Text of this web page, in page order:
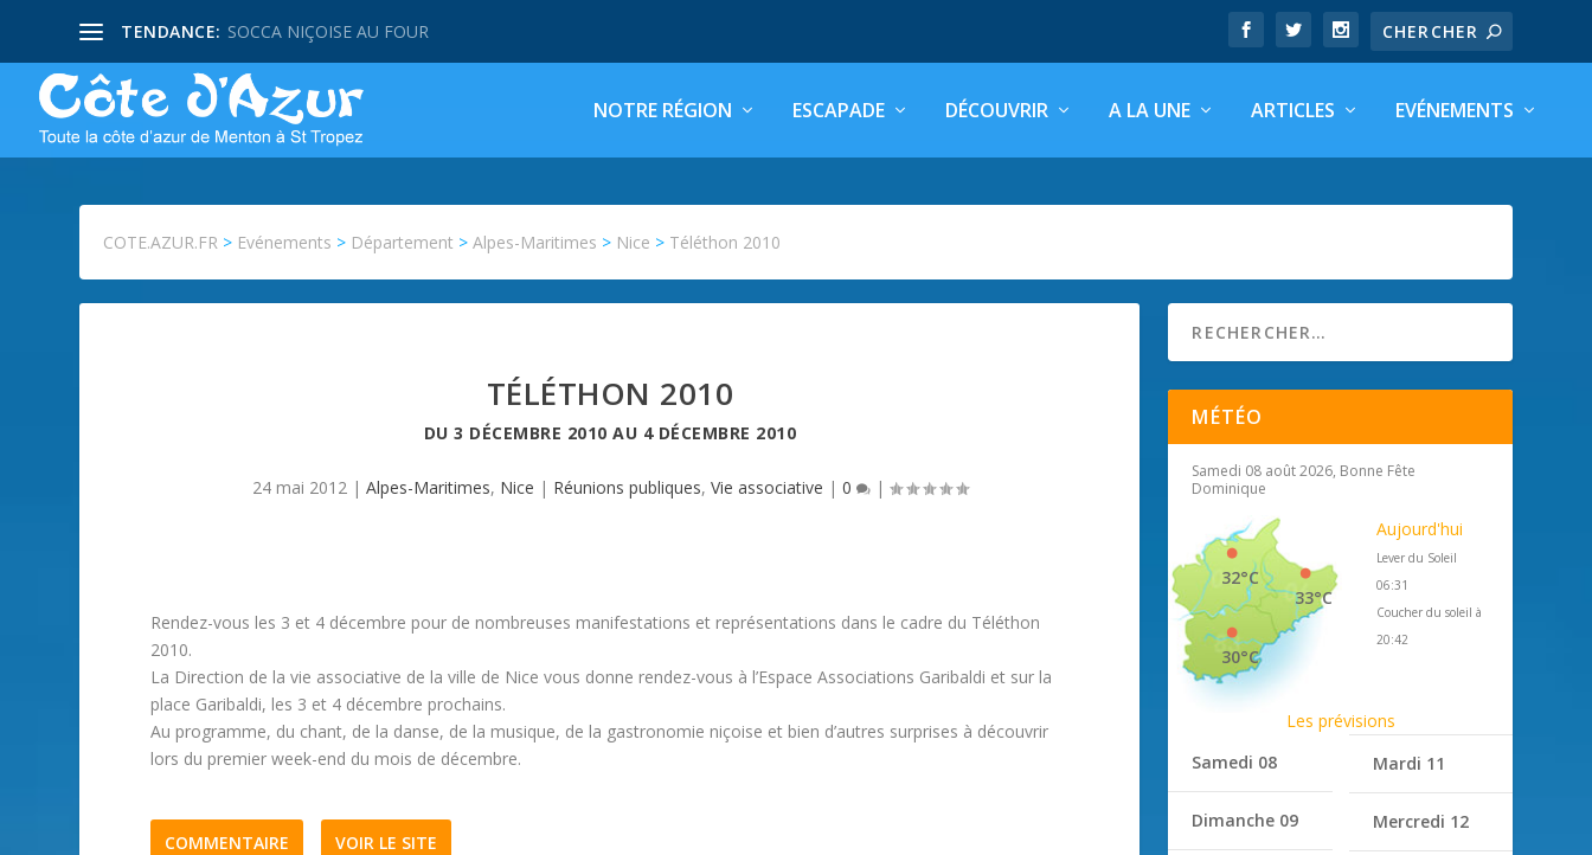
TENDANCE: SOCCA NIÇOISE AU FOUR
NOTRE RÉGION ESCAPADE DÉCOUVRIR A LA UNE ARTICLES EVÉNEMENTS
COTE.AZUR.FR > Evénements > Département >Alpes-Maritimes > Nice > Téléthon 2010
TÉLÉTHON 2010
DU3 DÉCEMBRE 2010 AU 4 DÉCEMBRE 2010
24 mai 2012| Alpes-Maritimes, Nice | Réunions publiques, Vie associative | 0 |
Rendez-vous les 3 et 4 décembre pour de nombreuses manifestations et représentations dans le cadre du Téléthon
2010.
La Direction de la vie associative de la ville de Nice vous donne rendez-vous à l’Espace Associations Garibaldi et sur la
place Garibaldi, les 3 et 4 décembre prochains.
Au programme, du chant, de la danse, de la musique, de la gastronomie niçoise et bien d’autres surprises à découvrir
lors du premier week-end du mois de décembre.
COMMENTAIRE VOIR LE SITE
MÉTÉO
Samedi 08 août 2026, Bonne Fête
Dominique
33°C
32°C
30°C
Aujourd'hui
Lever du Soleil
06:31
Coucher du soleil à
20:42
Les prévisions
Samedi 08
Dimanche 09
Mardi 11
Mercredi 12